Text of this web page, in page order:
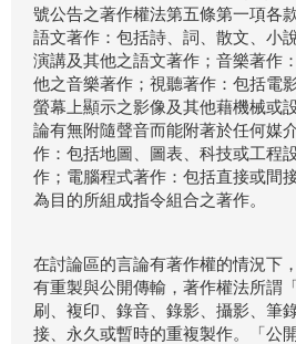
號公告之著作權法第五條第一項各
語文著作：包括詩、詞、散文、小
演講及其他之語文著作；音樂著作
他之音樂著作；視聽著作：包括電
螢幕上顯示之影像及其他藉機械或
論有無附隨聲音而能附著於任何媒
作：包括地圖、圖表、科技或工程
作；電腦程式著作：包括直接或間
為目的所組成指令組合之著作。
在討論區的言論有著作權的情況下
有重製與公開傳輸，著作權法所謂
刷、複印、錄音、錄影、攝影、筆
接、永久或暫時的重複製作。「公